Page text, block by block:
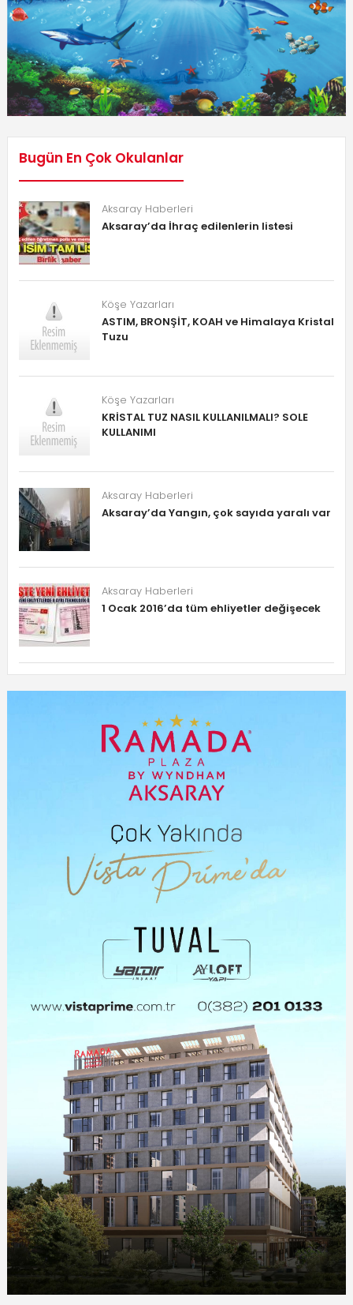
Bugün En Çok Okulanlar
Aksaray Haberleri
Aksaray’da İhraç edilenlerin listesi
Köşe Yazarları
ASTIM, BRONŞİT, KOAH ve Himalaya Kristal
Tuzu
Köşe Yazarları
KRİSTAL TUZ NASIL KULLANILMALI? SOLE
KULLANIMI
Aksaray Haberleri
Aksaray’da Yangın, çok sayıda yaralı var
Aksaray Haberleri
1 Ocak 2016’da tüm ehliyetler değişecek